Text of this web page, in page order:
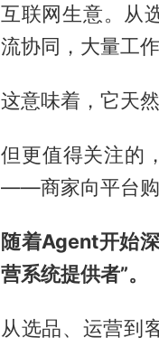
互联网生意。从
流协同，大量工
这意味着，它天
但更值得关注的
——商家向平台购
随着Agent开始
营系统提供者”。
从选品、运营到